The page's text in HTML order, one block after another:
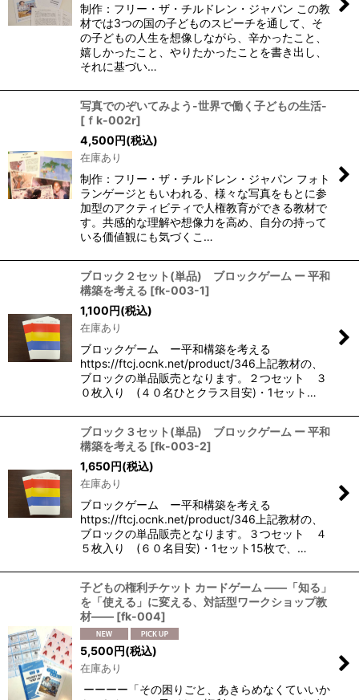
制作：フリー・ザ・チルドレン・ジャパン この教
材では3つの国の子どものスピーチを通して、そ
の子どもの人生を想像しながら、辛かったこと、
嬉しかったこと、やりたかったことを書き出し、
それに基づい…
写真でのぞいてみよう-世界で働く子どもの生活-
[ ｆk-002r]
4,500円(税込)
在庫あり
制作：フリー・ザ・チルドレン・ジャパン フォト
ランゲージともいわれる、様々な写真をもとに参
加型のアクティビティで人権教育ができる教材で
す。共感的な理解や想像力を高め、自分の持って
いる価値観にも気づくこ…
ブロック２セット(単品) ブロックゲーム ー 平和
構築を考える [fk-003-1]
1,100円(税込)
在庫あり
ブロックゲーム ー平和構築を考える
https://ftcj.ocnk.net/product/346上記教材の、
ブロックの単品販売となります。２つセット ３
０枚入り (４０名ひとクラス目安)・1セット…
ブロック３セット(単品) ブロックゲーム ー 平和
構築を考える [fk-003-2]
1,650円(税込)
在庫あり
ブロックゲーム ー平和構築を考える
https://ftcj.ocnk.net/product/346上記教材の、
ブロックの単品販売となります。３つセット ４
５枚入り (６０名目安)・1セット15枚で、…
子どもの権利チケット カードゲーム ——「知る」
を「使える」に変える、対話型ワークショップ教
材—— [fk-004]
5,500円(税込)
在庫あり
ーーーー「その困りごと、あきらめなくていいか